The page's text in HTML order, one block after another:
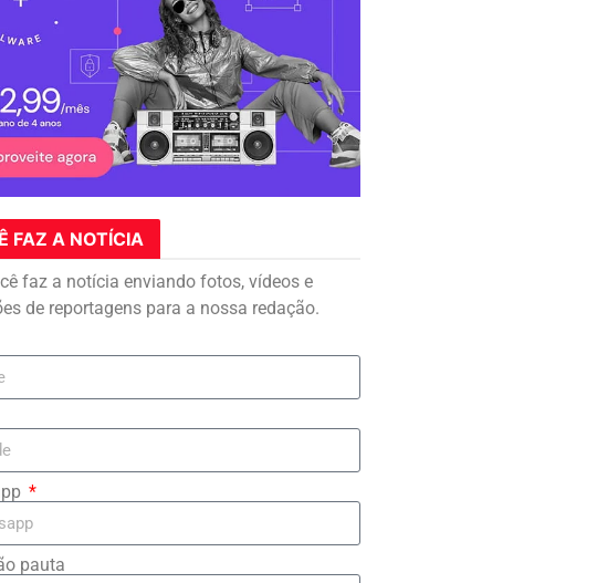
FAZ A NOTÍCIA
faz a notícia enviando fotos, vídeos e
de reportagens para a nossa redação.
pauta